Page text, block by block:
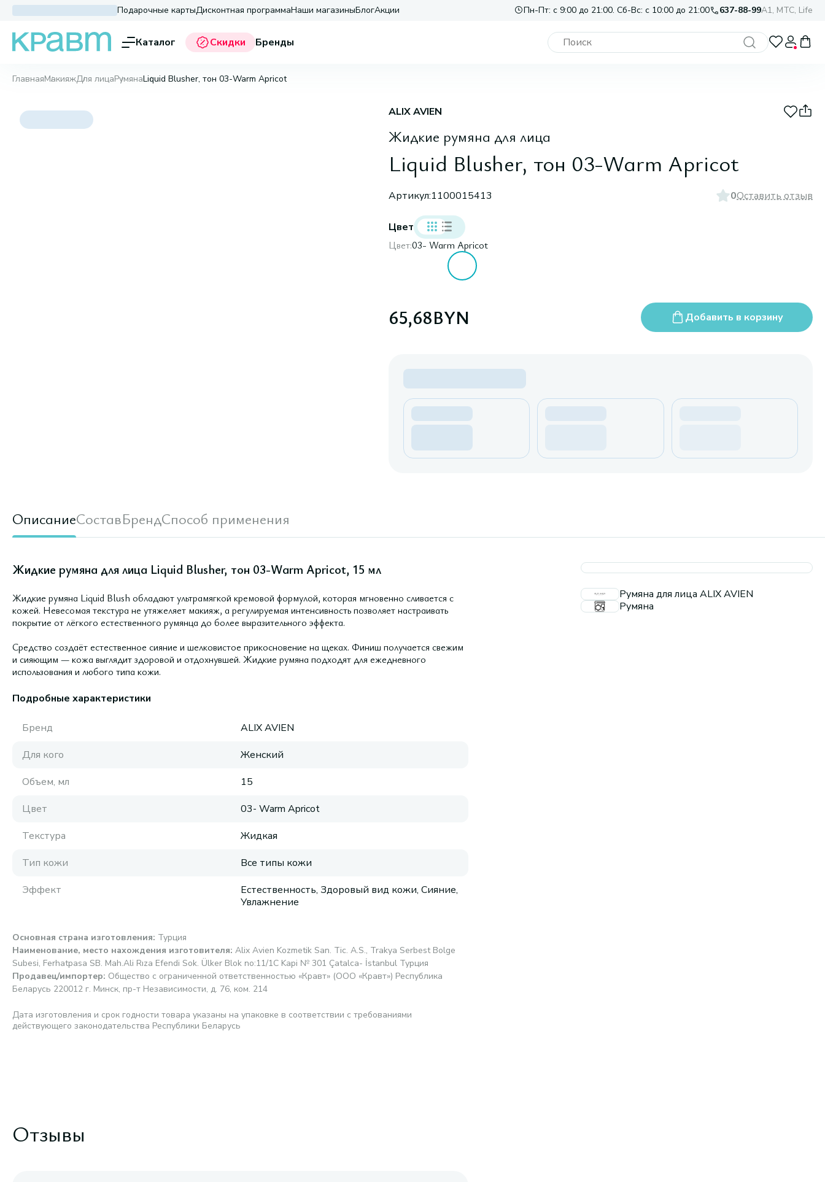
Подарочные картыДисконтная программаНаши магазиныБлогАкции Пн-Пт: с 9:00 до 21:00. Сб-Вс: с 10:00 до 21:00 637-88-99A1, МТС, Life
Каталог Скидки Бренды
ГлавнаяМакияжДля лицаРумянаLiquid Blusher, тон 03-Warm Apricot
ALIX AVIEN
Жидкие румяна для лица
Liquid Blusher, тон 03-Warm Apricot
Артикул:1100015413 0Оставить отзыв
Цвет
Цвет:03- Warm Apricot
65,68BYN Добавить в корзину
ОписаниеСоставБрендСпособ применения
Жидкие румяна для лица Liquid Blusher, тон 03-Warm Apricot, 15 мл
Жидкие румяна Liquid Blush обладают ультрамягкой кремовой формулой, которая мгновенно сливается с
кожей. Невесомая текстура не утяжеляет макияж, а регулируемая интенсивность позволяет настраивать
покрытие от лёгкого естественного румянца до более выразительного эффекта.
Средство создаёт естественное сияние и шелковистое прикосновение на щеках. Финиш получается свежим
и сияющим — кожа выглядит здоровой и отдохнувшей. Жидкие румяна подходят для ежедневного
использования и любого типа кожи.
Подробные характеристики
Бренд
ALIX AVIEN
Для кого
Женский
Объем, мл
15
Цвет
03- Warm Apricot
Текстура
Жидкая
Тип кожи
Все типы кожи
Эффект
Естественность, Здоровый вид кожи, Сияние,
Увлажнение
Основная страна изготовления: Турция
Наименование, место нахождения изготовителя: Alix Avien Kozmetik San. Tic. A.S., Trakya Serbest Bolge
Subesi, Ferhatpasa SB. Mah.Ali Rıza Efendi Sok. Ülker Blok no:11/1C Kapi № 301 Çatalca- İstanbul Турция
Продавец/импортер: Общество с ограниченной ответственностью «Кравт» (ООО «Кравт») Республика
Беларусь 220012 г. Минск, пр-т Независимости, д. 76, ком. 214
Дата изготовления и срок годности товара указаны на упаковке в соответствии с требованиями
действующего законодательства Республики Беларусь
Румяна для лица ALIX AVIEN
Румяна
Отзывы